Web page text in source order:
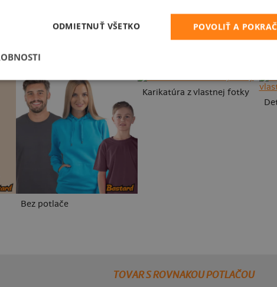
Bez potlače
Karikatúra z vlastnej fotky
TOVAR S ROVNAKOU POTLAČOU
POVOLIŤ A
ODMIETNUŤ VŠETKO